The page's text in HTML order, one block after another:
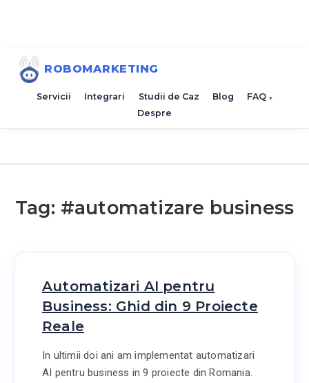
ROBOMARKETING
Servicii Integrari Studii de Caz Blog
FAQ
Despre
Tag: #automatizare business
Automatizari AI pentru
Business: Ghid din 9 Proiecte
Reale
In ultimii doi ani am implementat automatizari
AI pentru business in 9 proiecte din Romania.